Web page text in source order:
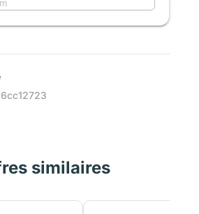
similaires